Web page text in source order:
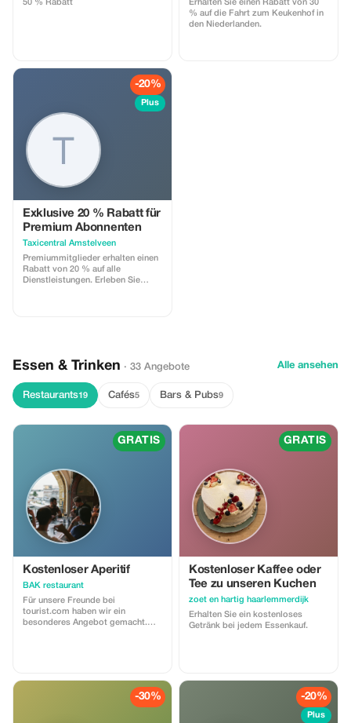
50 % Rabatt
Erhalten Sie einen Rabatt von 30
% auf die Fahrt zum Keukenhof in
den Niederlanden.
-20%
Plus
Exklusive 20 % Rabatt für
Premium Abonnenten
Taxicentral Amstelveen
Premiummitglieder erhalten einen
Rabatt von 20 % auf alle
Dienstleistungen. Erleben Sie
Essen & Trinken · 33 Angebote Alle ansehen
Restaurants19 Cafés5 Bars & Pubs9
GRATIS
Kostenloser Aperitif
BAK restaurant
Für unsere Freunde bei
tourist.com haben wir ein
besonderes Angebot gemacht.
GRATIS
Kostenloser Kaffee oder
Tee zu unseren Kuchen
zoet en hartig haarlemmerdijk
Erhalten Sie ein kostenloses
Getränk bei jedem Essenkauf.
-30% -20%
Plus